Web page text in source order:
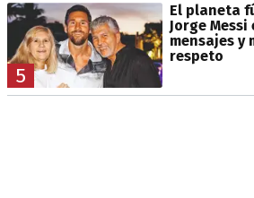
5
El planeta
Jorge
mensajes y
respeto